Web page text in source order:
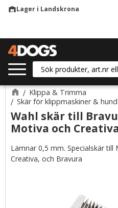
warehouseLager i Landskrona
Klippa & Trimma
Skär för klippmaskiner &
Wahl skär till
Motiva och
Lämnar 0,5 mm. Specialskär till
Creativa, och Bravura